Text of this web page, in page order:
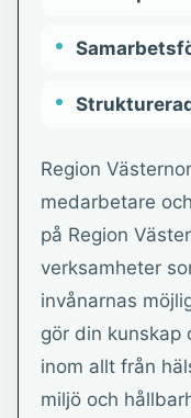
Region
medarbetare
på Region
verksamheter
invånarnas
gör din kunskap
inom allt från
miljö och